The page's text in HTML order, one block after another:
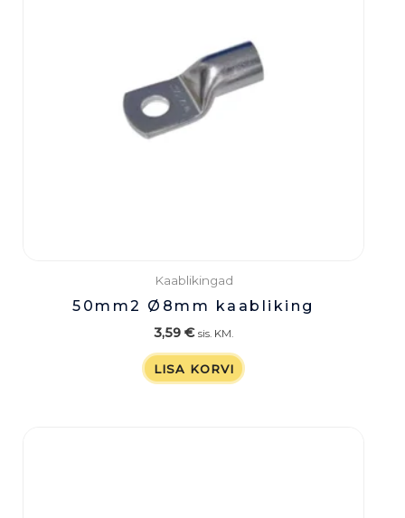
Kaablikingad
50mm2 Ø8mm kaabliking
3,59 € sis. KM.
LISA KORVI